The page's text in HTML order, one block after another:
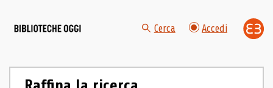
Cerca Accedi